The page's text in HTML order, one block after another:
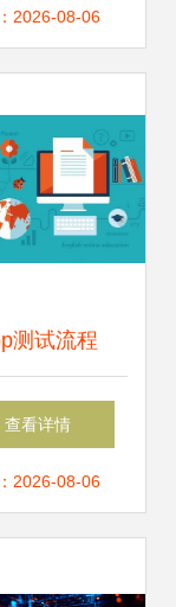
与信息安全
2026-08-06
测试流程
查看详情
2026-08-06